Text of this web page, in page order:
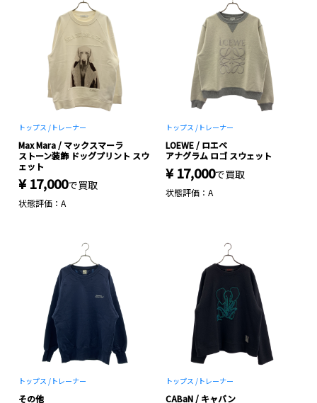
トップス / トレーナー
Max Mara / マックスマーラ
ストーン装飾 ドッグプリント スウ
ェット
¥ 17,000で買取
状態評価：A
トップス / トレーナー
LOEWE / ロエベ
アナグラム ロゴ スウェット
¥ 17,000で買取
状態評価：A
トップス / トレーナー
その他
トップス / トレーナー
CABaN / キャバン